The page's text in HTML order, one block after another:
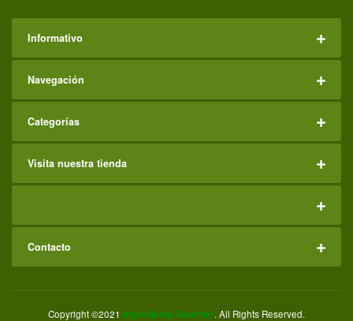
Informativo
Navegación
Categorías
Visita nuestra tienda
Contacto
Copyright ©2021 Ingredienta Gourmet. All Rights Reserved.